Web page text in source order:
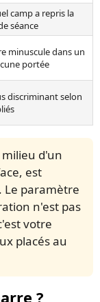
camp a repris la
séance
minuscule dans un
portée
discriminant selon
d'un
est
Le paramètre
n'est pas
votre
placés au
?